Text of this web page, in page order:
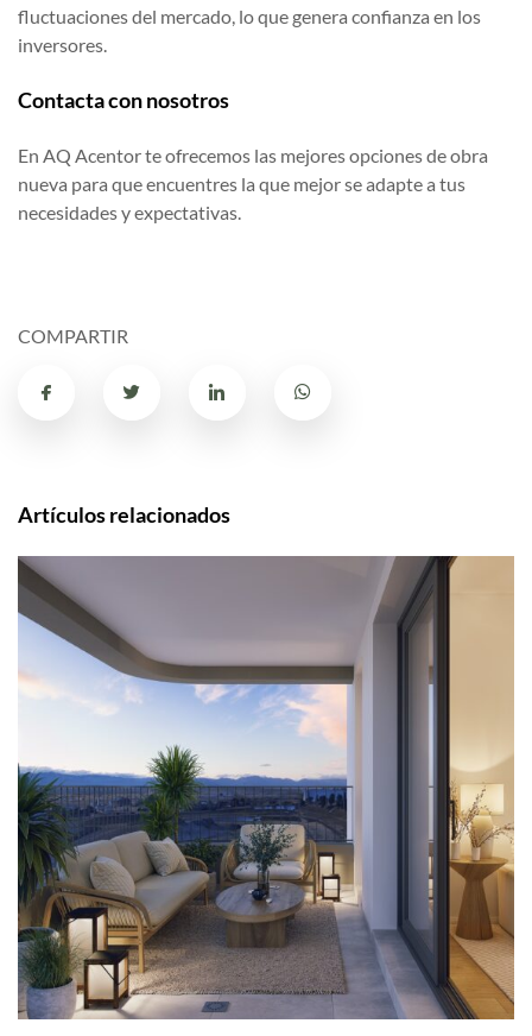
fluctuaciones del mercado, lo que genera confianza en los
inversores.
Contacta con nosotros
En AQ Acentor te ofrecemos las mejores opciones de obra
nueva para que encuentres la que mejor se adapte a tus
necesidades y expectativas.
COMPARTIR
Artículos relacionados